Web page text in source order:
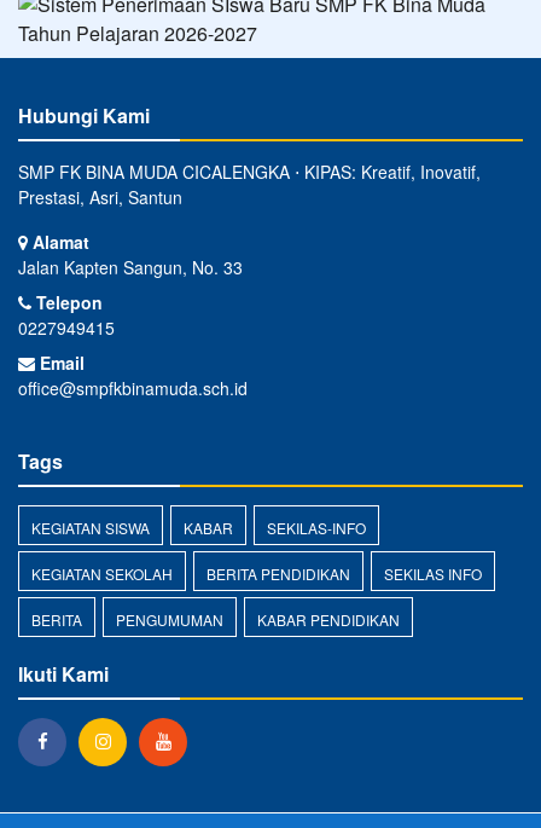
Hubungi Kami
SMP FK BINA MUDA CICALENGKA ⋅ KIPAS: Kreatif, Inovatif,
Prestasi, Asri, Santun
Alamat
Jalan Kapten Sangun, No. 33
Telepon
0227949415
Email
office@smpfkbinamuda.sch.id
Tags
KEGIATAN SISWA KABAR SEKILAS-INFO
KEGIATAN SEKOLAH BERITA PENDIDIKAN SEKILAS INFO
BERITA PENGUMUMAN KABAR PENDIDIKAN
Ikuti Kami